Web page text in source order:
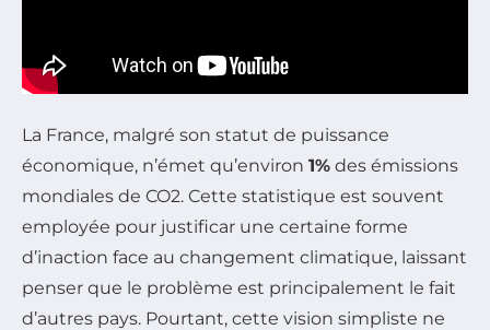
La France, malgré son statut de puissance
économique, n’émet qu’environ 1% des émissions
mondiales de CO2. Cette statistique est souvent
employée pour justificar une certaine forme
d’inaction face au changement climatique, laissant
penser que le problème est principalement le fait
d’autres pays. Pourtant, cette vision simpliste ne